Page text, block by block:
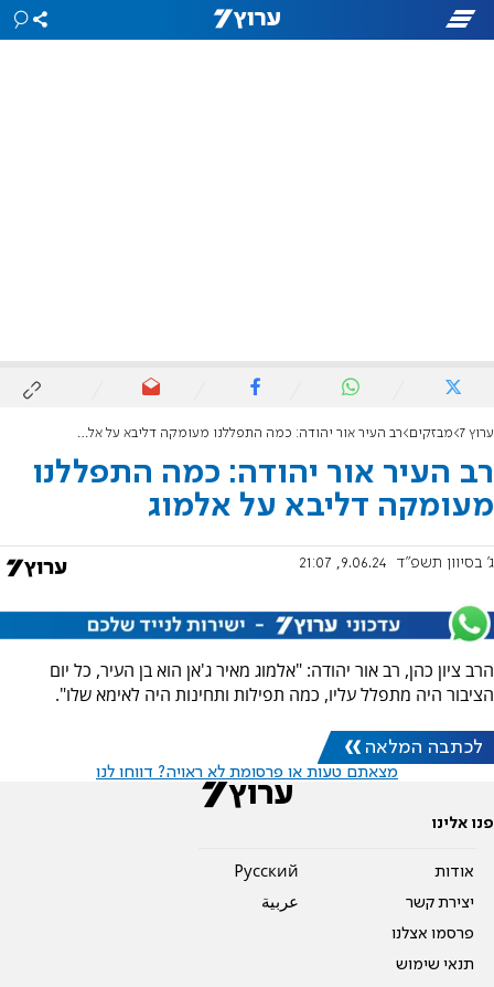
ערוץ 7 מבזקים רב העיר אור יהודה: כמה התפללנו מעומקה דליבא על אלמוג
רב העיר אור יהודה: כמה התפללנו
מעומקה דליבא על אלמוג
ג' בסיוון תשפ"ד 9.06.24, 21:07
הרב ציון כהן, רב אור יהודה: "אלמוג מאיר ג'אן הוא בן העיר, כל יום
הציבור היה מתפלל עליו, כמה תפילות ותחינות היה לאימא שלו".
לכתבה המלאה
מצאתם טעות או פרסומת לא ראויה? דווחו לנו
פנו אלינו
אודות
יצירת קשר
פרסמו אצלנו
תנאי שימוש
Pусский
عربية